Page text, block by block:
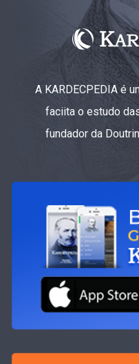
A KARDECPEDIA é
faciita o estudo
fundador da